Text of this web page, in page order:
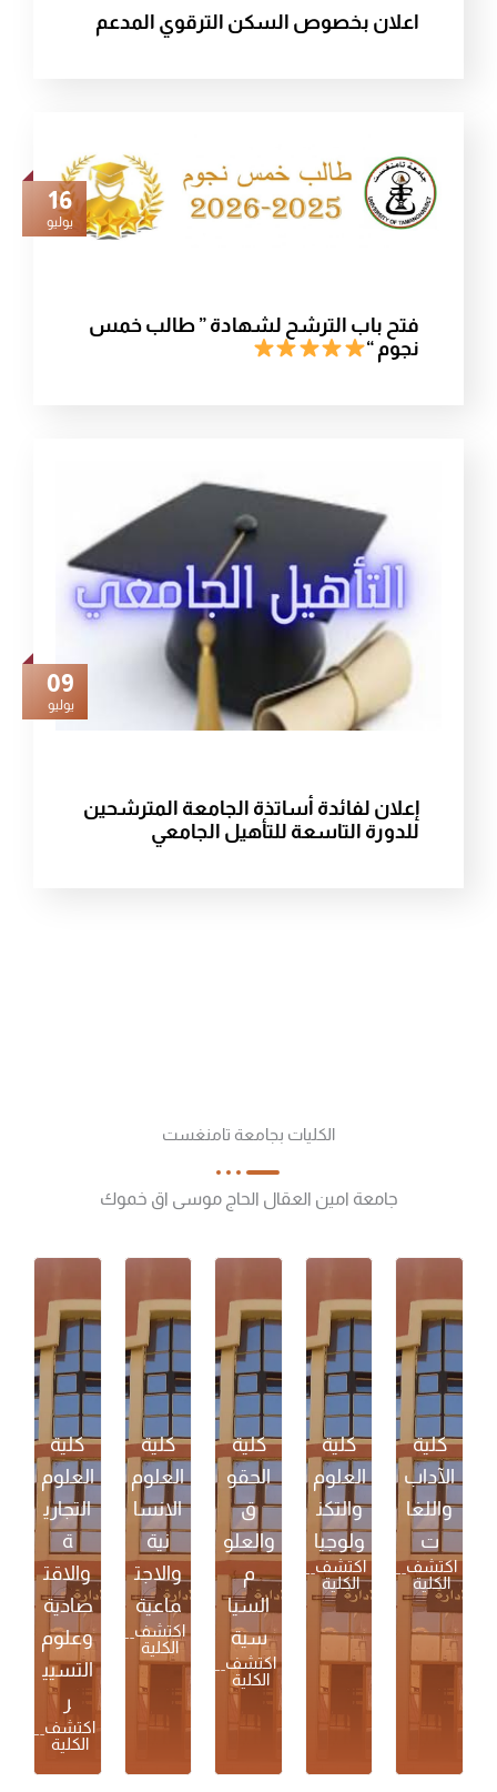
اعلان بخصوص السكن الترقوي المدعم
16
يوليو
فتح باب الترشح لشهادة ” طالب خمس
نجوم “
09
يوليو
إعلان لفائدة أساتذة الجامعة المترشحين
للدورة التاسعة للتأهيل الجامعي
الكليات بجامعة تامنغست
جامعة امين العقال الحاج موسى اق خموك
كلية
الآداب
واللغا
ت
اكتشف
الكلية
كلية
العلوم
والتكن
ولوجيا
اكتشف
الكلية
كلية
الحقو
ق
والعلو
م
السيا
سية
اكتشف
الكلية
كلية
العلوم
الانسا
نية
والاجت
ماعية
اكتشف
الكلية
كلية
العلوم
التجاري
ة
والاقت
صادية
وعلوم
التسيي
ر
اكتشف
الكلية